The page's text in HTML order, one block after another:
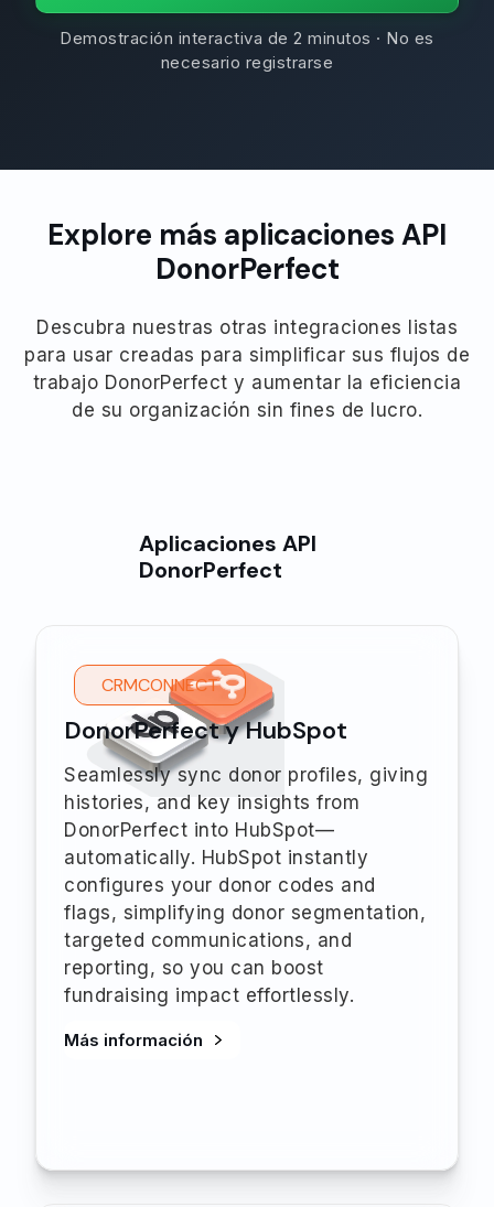
Demostración interactiva de 2 minutos · No es
necesario registrarse
Explore más aplicaciones API
DonorPerfect
Descubra nuestras otras integraciones listas
para usar creadas para simplificar sus flujos de
trabajo DonorPerfect y aumentar la eficiencia
de su organización sin fines de lucro.
Aplicaciones API
DonorPerfect
CRMCONNECT
DonorPerfect y HubSpot
Seamlessly sync donor profiles, giving
histories, and key insights from
DonorPerfect into HubSpot—
automatically. HubSpot instantly
configures your donor codes and
flags, simplifying donor segmentation,
targeted communications, and
reporting, so you can boost
fundraising impact effortlessly.
Más información